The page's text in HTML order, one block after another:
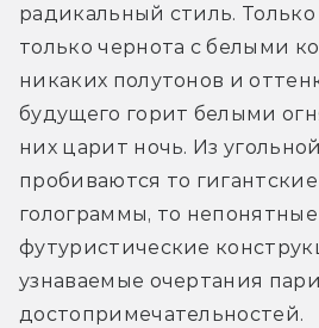
радикальный стиль. Только
только чернота с белыми
никаких полутонов и
будущего горит белыми
них царит ночь. Из
пробиваются то
голограммы, то непонятные
футуристические
узнаваемые очертания
достопримечательностей.